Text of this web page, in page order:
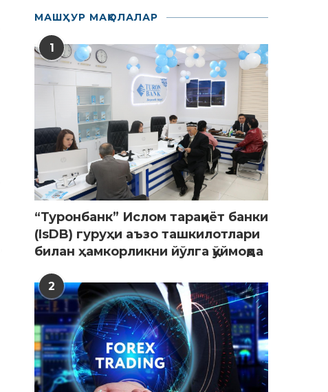
МАШҲУР МАҚОЛАЛАР
1
“Туронбанк” Ислом тараққиёт банки
(IsDB) гуруҳи аъзо ташкилотлари
билан ҳамкорликни йўлга қўймоқда
2